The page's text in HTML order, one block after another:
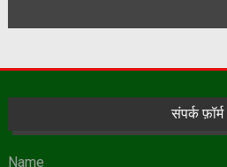
संपर्क फ़ॉर्म
Name